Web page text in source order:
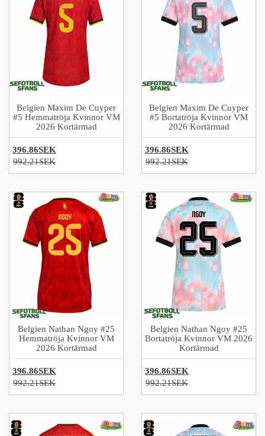
Belgien Maxim De Cuyper
#5 Hemmatröja Kvinnor VM
2026 Kortärmad
396.86SEK
992.21SEK
Belgien Maxim De Cuyper
#5 Bortatröja Kvinnor VM
2026 Kortärmad
396.86SEK
992.21SEK
Belgien Nathan Ngoy #25
Hemmatröja Kvinnor VM
2026 Kortärmad
396.86SEK
992.21SEK
Belgien Nathan Ngoy #25
Bortatröja Kvinnor VM 2026
Kortärmad
396.86SEK
992.21SEK